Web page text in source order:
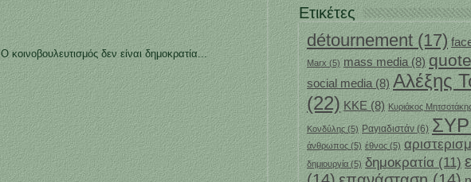
Ο κοινοβουλευτισμός δεν είναι δημοκρατία...
Ετικέτες
détournement(17)
Marx(5) mass media(8) quote
social media (8) Αλέξης
(22) ΚΚΕ (8) Κυριάκος
Κονδύλης (5) Ραγιαδιστάν (6)
άνθρωπος(5) έθνος (5)
δημιουργία(5) δημοκρατία(11)